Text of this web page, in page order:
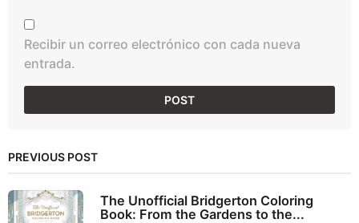
Recibir un correo electrónico con cada nueva
entrada.
PREVIOUS POST
The Unofficial Bridgerton Coloring
Book: From the Gardens to the...